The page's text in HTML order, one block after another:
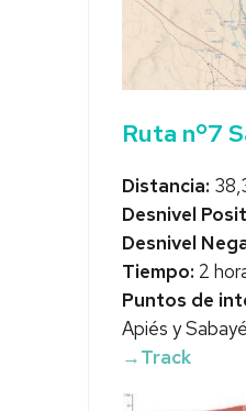
Ruta nº7
Distancia:
Desnivel
Desnivel
Tiempo: 2
Puntos de
Apiés y
→Track